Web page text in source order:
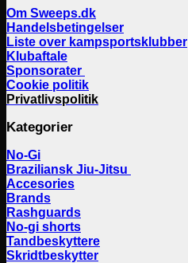
Om Sweeps.dk
Handelsbetingelser
Liste over kampsportsklubber
Klubaftale
Sponsorater
Cookie politik
Privatlivspolitik
Kategorier
No-Gi
Braziliansk Jiu-Jitsu
Accesories
Brands
Rashguards
No-gi shorts
Tandbeskyttere
Skridtbeskytter